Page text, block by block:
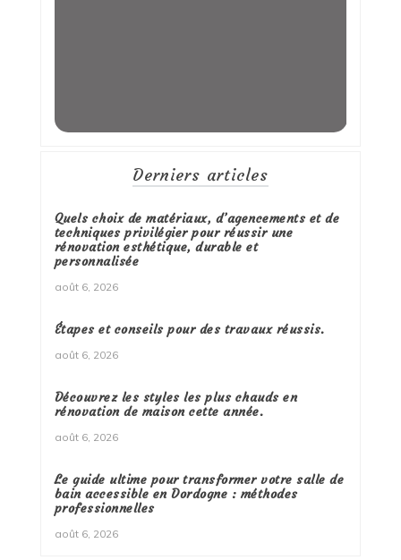
Derniers articles
Quels choix de matériaux, d’agencements et de
techniques privilégier pour réussir une
rénovation esthétique, durable et
personnalisée
août 6, 2026
Étapes et conseils pour des travaux réussis.
août 6, 2026
Découvrez les styles les plus chauds en
rénovation de maison cette année.
août 6, 2026
Le guide ultime pour transformer votre salle de
bain accessible en Dordogne : méthodes
professionnelles
août 6, 2026